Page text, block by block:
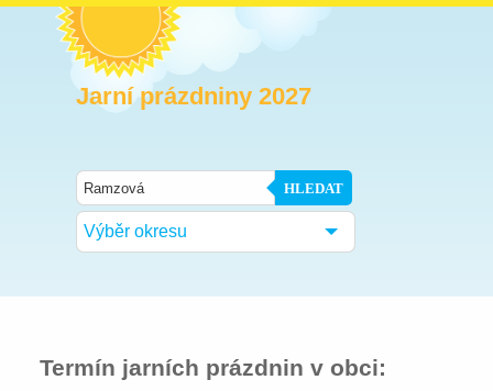
Jarní prázdniny 2027
HLEDAT
Výběr okresu
Termín jarních prázdnin v obci: